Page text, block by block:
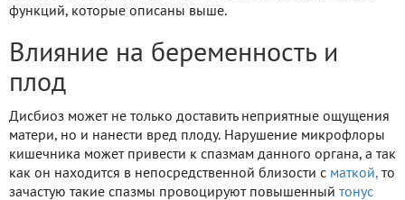
функций, которые описаны выше.
Влияние на беременность и
плод
Дисбиоз может не только доставить неприятные ощущения
матери, но и нанести вред плоду. Нарушение микрофлоры
кишечника может привести к спазмам данного органа, а так
как он находится в непосредственной близости с маткой, то
зачастую такие спазмы провоцируют повышенный тонус